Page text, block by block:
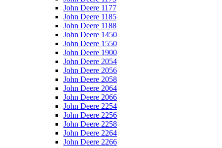
John Deere 1177
John Deere 1185
John Deere 1188
John Deere 1450
John Deere 1550
John Deere 1900
John Deere 2054
John Deere 2056
John Deere 2058
John Deere 2064
John Deere 2066
John Deere 2254
John Deere 2256
John Deere 2258
John Deere 2264
John Deere 2266